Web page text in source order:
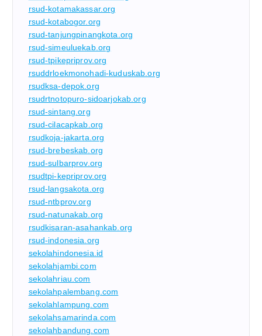
rsud-kotamakassar.org
rsud-kotabogor.org
rsud-tanjungpinangkota.org
rsud-simeuluekab.org
rsud-tpikepriprov.org
rsuddrloekmonohadi-kuduskab.org
rsudksa-depok.org
rsudrtnotopuro-sidoarjokab.org
rsud-sintang.org
rsud-cilacapkab.org
rsudkoja-jakarta.org
rsud-brebeskab.org
rsud-sulbarprov.org
rsudtpi-kepriprov.org
rsud-langsakota.org
rsud-ntbprov.org
rsud-natunakab.org
rsudkisaran-asahankab.org
rsud-indonesia.org
sekolahindonesia.id
sekolahjambi.com
sekolahriau.com
sekolahpalembang.com
sekolahlampung.com
sekolahsamarinda.com
sekolahbandung.com